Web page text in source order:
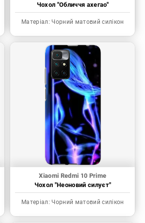
Чохол "Обличчя ахегао"
Матеріал: Чорний матовий силікон
Xiaomi Redmi 10 Prime
Чохол "Неоновий силуєт"
Матеріал: Чорний матовий силікон